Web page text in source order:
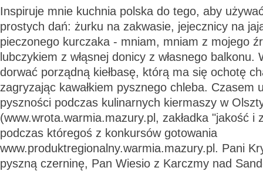
Inspiruje mnie kuchnia polska do tego, aby
prostych dań: żurku na zakwasie, jejecznicy na
pieczonego kurczaka - mniam, mniam z mojego
lubczykiem z włąsnej donicy z własnego balkonu.
dorwać porządną kiełbasę, którą ma się ochotę
zagryzając kawałkiem pysznego chleba. Czasem
pyszności podczas kulinarnych kiermaszy w
(www.wrota.warmia.mazury.pl , zakładka "jakość i
podczas któregoś z konkursów gotowania
www.produktregionalny.warmia.mazury.pl . Pani
pyszną czerninę, Pan Wiesio z Karczmy nad